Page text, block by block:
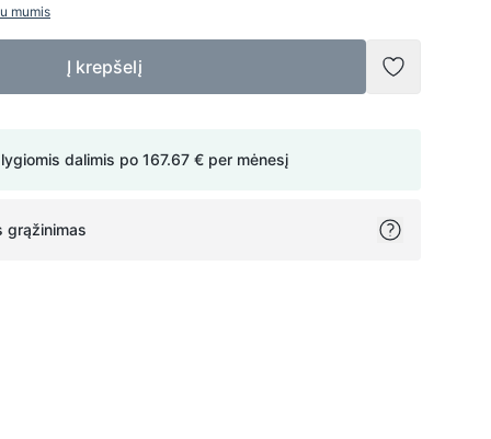
mumis
Į krepšelį
Pridėti į
dalimis po 167.67 € per mėnesį
grąžinimas